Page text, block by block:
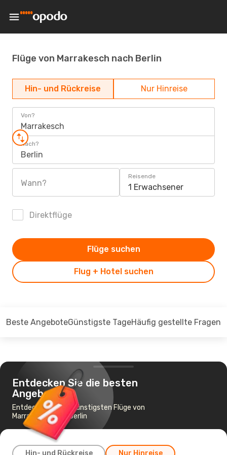
Flüge von Marrakesch nach Berlin
Hin- und Rückreise Nur Hinreise
Von?
Marrakesch
Nach?
Berlin
Wann?
Reisende
1 Erwachsener
Direktflüge
Flug + Hotel suchen
Flüge suchen
Beste AngeboteGünstigste TageHäufig gestellte Fragen
Entdecken Sie die besten
Angebote
Entdecken Sie die günstigsten Flüge von
Marrakesch nach Berlin
Hin- und Rückreise Nur Hinreise